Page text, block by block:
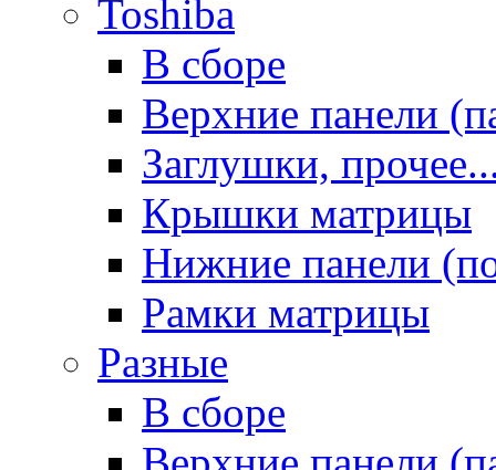
Toshiba
В сборе
Верхние панели
Заглушки,
Крышки матрицы
Нижние панели
Рамки матрицы
Разные
В сборе